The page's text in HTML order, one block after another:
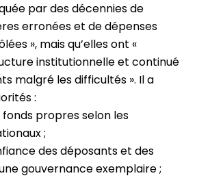
par des décennies de
erronées et de dépenses
», mais qu’elles ont «
institutionnelle et continué
malgré les difficultés ». Il a
:
propres selon les
;
des déposants et des
gouvernance exemplaire ;